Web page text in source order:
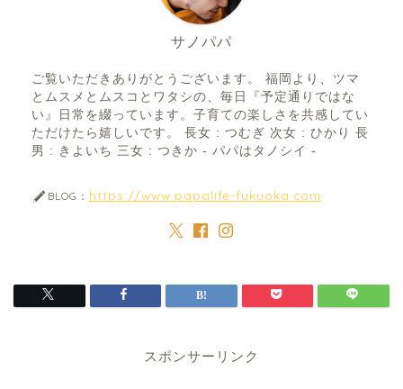
サノパパ
ご覧いただきありがとうございます。 福岡より、ツマ
とムスメとムスコとワタシの、毎日『予定通りではな
い』日常を綴っています。子育ての楽しさを共感してい
ただけたら嬉しいです。 長女 : つむぎ 次女 : ひかり 長
男 : きよいち 三女 : つきか - パパはタノシイ -
BLOG： https://www.papalife-fukuoka.com
スポンサーリンク